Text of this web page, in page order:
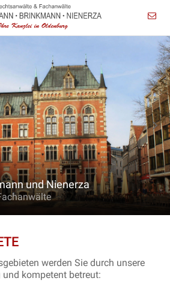
und Nienerza
werden Sie durch unsere
kompetent betreut: